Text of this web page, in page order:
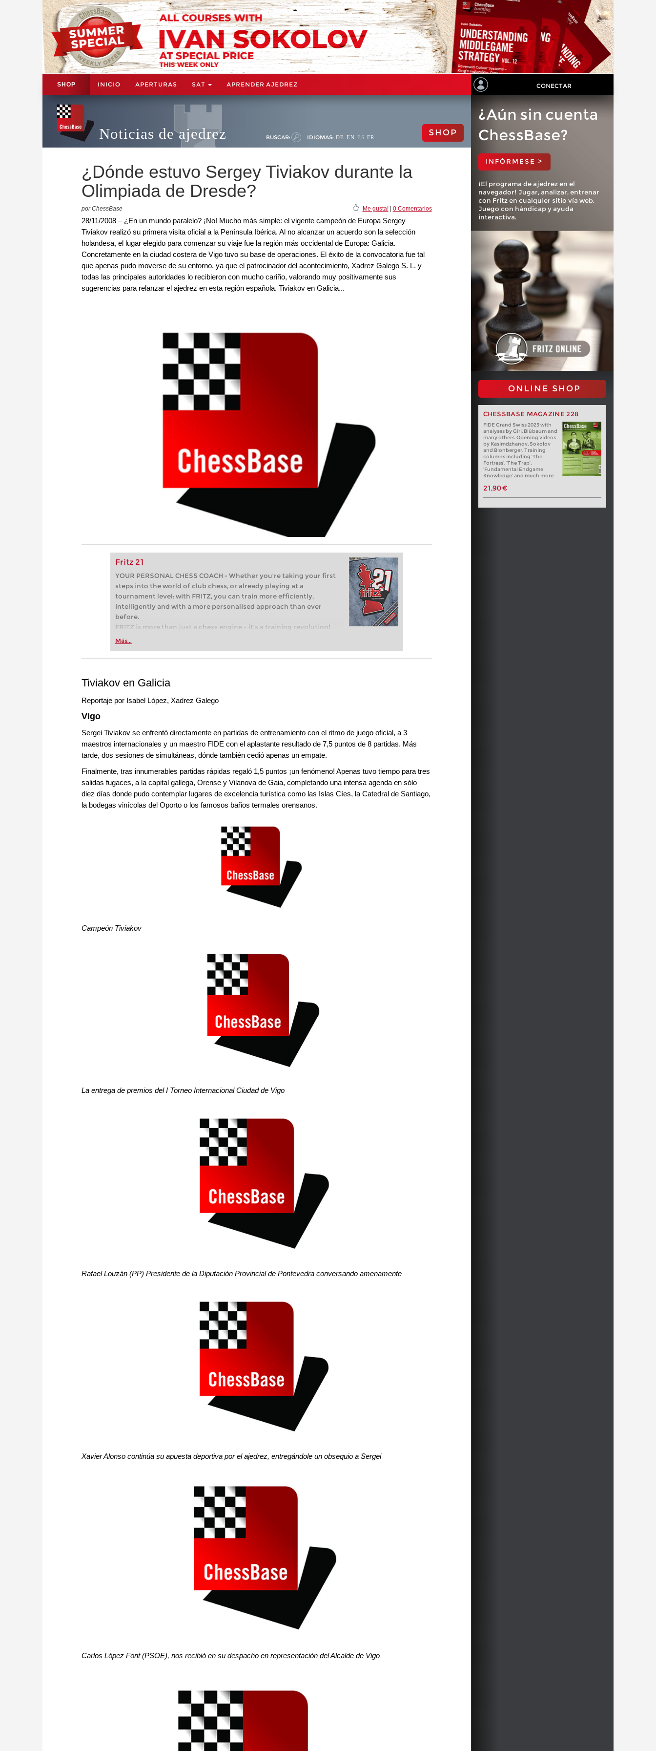
SHOP INICIO APERTURAS SAT APRENDER AJEDREZ CONECTAR
Noticias de ajedrez BUSCAR: IDIOMAS: DE EN ES FR SHOP
¿Dónde estuvo Sergey Tiviakov durante la
Olimpiada de Dresde?
por ChessBase Me gusta!| 0 Comentarios
28/11/2008 – ¿En un mundo paralelo? ¡No! Mucho más simple: el vigente campeón de Europa Sergey
Tiviakov realizó su primera visita oficial a la Península Ibérica. Al no alcanzar un acuerdo son la selección
holandesa, el lugar elegido para comenzar su viaje fue la región más occidental de Europa: Galicia.
Concretamente en la ciudad costera de Vigo tuvo su base de operaciones. El éxito de la convocatoria fue tal
que apenas pudo moverse de su entorno. ya que el patrocinador del acontecimiento, Xadrez Galego S. L. y
todas las principales autoridades lo recibieron con mucho cariño, valorando muy positivamente sus
sugerencias para relanzar el ajedrez en esta región española. Tiviakov en Galicia...
Fritz 21
YOUR PERSONAL CHESS COACH - Whether you’re taking your first
steps into the world of club chess, or already playing at a
tournament level: with FRITZ, you can train more efficiently,
intelligently and with a more personalised approach than ever
before.
FRITZ is more than just a chess engine – it’s a training revolution!
Whether you’re taking your first steps into the world of club chess,
more efficiently, intelligently and with a more personalised
Más...
¿Aún sin cuenta
ChessBase?
INFÓRMESE >
¡El programa de ajedrez en el
navegador! Jugar, analizar, entrenar
con Fritz en cualquier sitio vía web.
Juego con hándicap y ayuda
interactiva.
ONLINE SHOP
CHESSBASE MAGAZINE 228
FIDE Grand Swiss 2025 with
analyses by Giri, Blübaum and
many others. Opening videos
by Kasimdzhanov, Sokolov
and Blohberger. Training
columns including ‘The
Fortress’, ‘The Trap’,
‘Fundamental Endgame
Knowledge’ and much more
21,90 €
Tiviakov en Galicia
Reportaje por Isabel López, Xadrez Galego
Vigo
Sergei Tiviakov se enfrentó directamente en partidas de entrenamiento con el ritmo de juego oficial, a 3
maestros internacionales y un maestro FIDE con el aplastante resultado de 7,5 puntos de 8 partidas. Más
tarde, dos sesiones de simultáneas, dónde también cedió apenas un empate.
Finalmente, tras innumerables partidas rápidas regaló 1,5 puntos ¡un fenómeno! Apenas tuvo tiempo para tres
salidas fugaces, a la capital gallega, Orense y Vilanova de Gaia, completando una intensa agenda en sólo
diez días donde pudo contemplar lugares de excelencia turística como las Islas Cíes, la Catedral de Santiago,
la bodegas vinícolas del Oporto o los famosos baños termales orensanos.
Campeón Tiviakov
La entrega de premios del I Torneo Internacional Ciudad de Vigo
Rafael Louzán (PP) Presidente de la Diputación Provincial de Pontevedra conversando amenamente
Xavier Alonso continúa su apuesta deportiva por el ajedrez, entregándole un obsequio a Sergei
Carlos López Font (PSOE), nos recibió en su despacho en representación del Alcalde de Vigo